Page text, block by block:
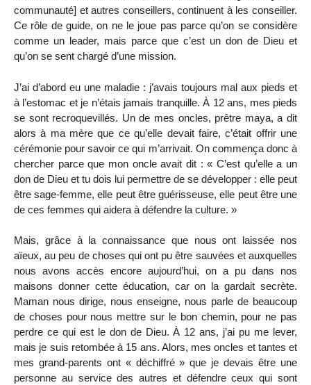
communauté] et autres conseillers, continuent à les conseiller.
Ce rôle de guide, on ne le joue pas parce qu’on se considère
comme un leader, mais parce que c’est un don de Dieu et
qu’on se sent chargé d’une mission.
J’ai d’abord eu une maladie : j’avais toujours mal aux pieds et
à l’estomac et je n’étais jamais tranquille. À 12 ans, mes pieds
se sont recroquevillés. Un de mes oncles, prêtre maya, a dit
alors à ma mère que ce qu’elle devait faire, c’était offrir une
cérémonie pour savoir ce qui m’arrivait. On commença donc à
chercher parce que mon oncle avait dit : « C’est qu’elle a un
don de Dieu et tu dois lui permettre de se développer : elle peut
être sage-femme, elle peut être guérisseuse, elle peut être une
de ces femmes qui aidera à défendre la culture. »
Mais, grâce à la connaissance que nous ont laissée nos
aïeux, au peu de choses qui ont pu être sauvées et auxquelles
nous avons accès encore aujourd’hui, on a pu dans nos
maisons donner cette éducation, car on la gardait secrète.
Maman nous dirige, nous enseigne, nous parle de beaucoup
de choses pour nous mettre sur le bon chemin, pour ne pas
perdre ce qui est le don de Dieu. À 12 ans, j’ai pu me lever,
mais je suis retombée à 15 ans. Alors, mes oncles et tantes et
mes grand-parents ont « déchiffré » que je devais être une
personne au service des autres et défendre ceux qui sont